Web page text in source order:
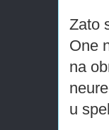
Zato
One
na
u